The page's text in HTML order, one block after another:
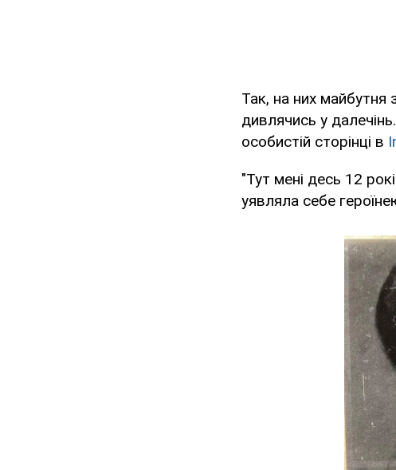
Так, на них майбутня
дивлячись у
особистій сторінці в
"Тут мені десь 12
уявляла себе